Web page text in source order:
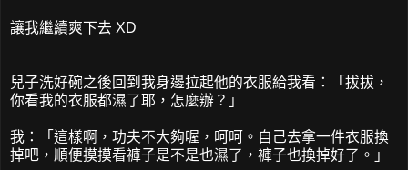
讓我繼續爽下去 XD
兒子洗好碗之後回到我身邊拉起他的衣服給我看：「拔拔，
你看我的衣服都濕了耶，怎麼辦？」
我：「這樣啊，功夫不大夠喔，呵呵。自己去拿一件衣服換
掉吧，順便摸摸看褲子是不是也濕了，褲子也換掉好了。」